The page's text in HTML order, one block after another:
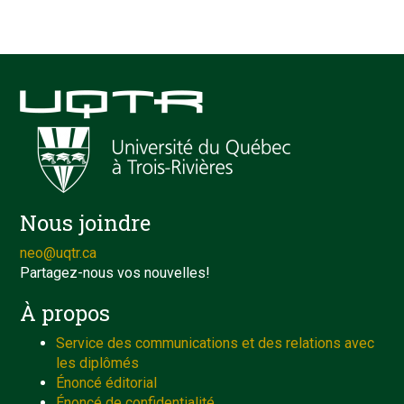
Nous joindre
neo@uqtr.ca
Partagez-nous vos nouvelles!
À propos
Service des communications et des relations avec
les diplômés
Énoncé éditorial